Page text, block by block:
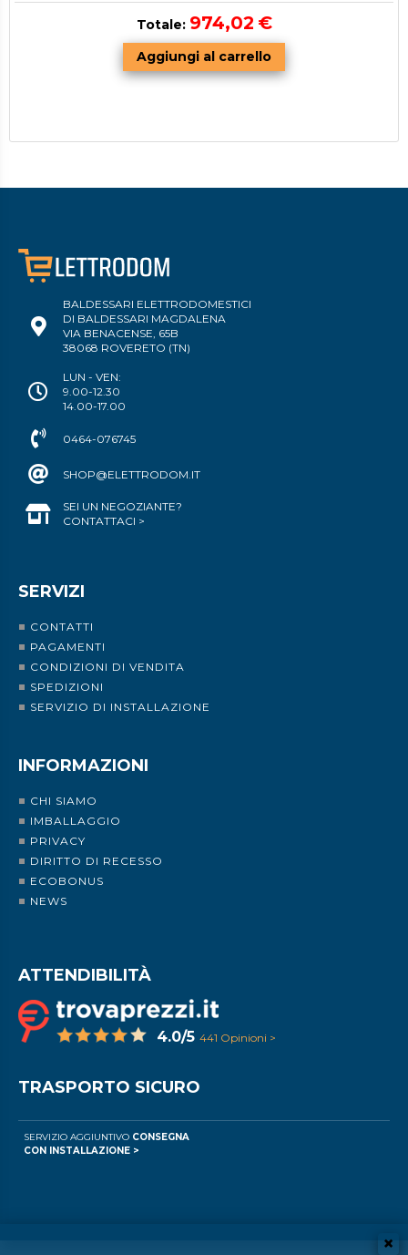
Totale: 974,02 €
BALDESSARI ELETTRODOMESTICI
DI BALDESSARI MAGDALENA
VIA BENACENSE, 65B
38068 ROVERETO (TN)
LUN - VEN:
9.00-12.30
14.00-17.00
0464-076745
SHOP@ELETTRODOM.IT
SEI UN NEGOZIANTE?
CONTATTACI >
SERVIZI
CONTATTI
PAGAMENTI
CONDIZIONI DI VENDITA
SPEDIZIONI
SERVIZIO DI INSTALLAZIONE
INFORMAZIONI
CHI SIAMO
IMBALLAGGIO
PRIVACY
DIRITTO DI RECESSO
ECOBONUS
NEWS
ATTENDIBILITÀ
4.0/5 441 Opinioni >
TRASPORTO SICURO
SERVIZIO AGGIUNTIVO CONSEGNA
CON INSTALLAZIONE >